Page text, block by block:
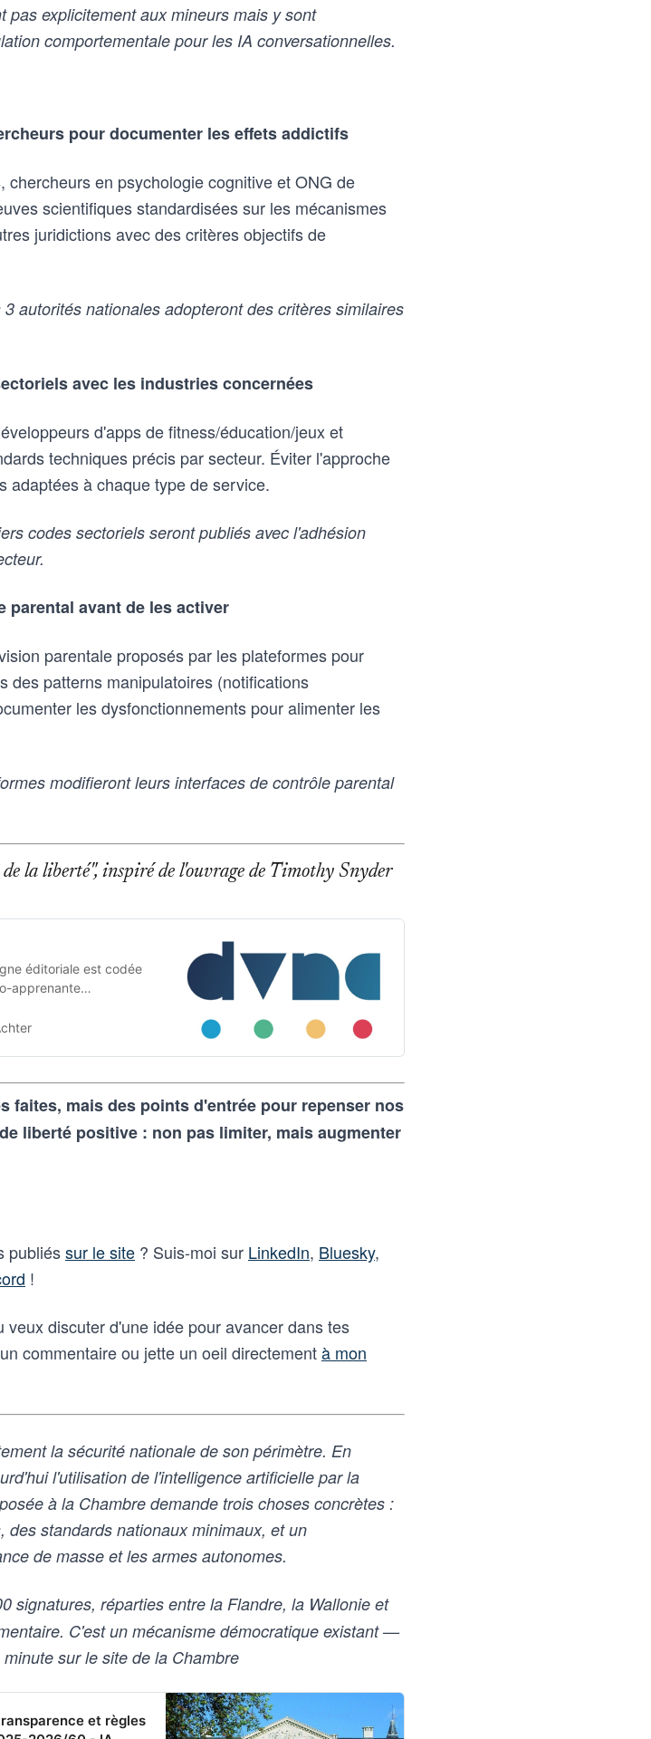
explicitement aux mineurs mais y sont
comportementale pour les IA conversationnelles.
pour documenter les effets addictifs
en psychologie cognitive et ONG de
scientifiques standardisées sur les mécanismes
juridictions avec des critères objectifs de
autorités nationales adopteront des critères similaires
avec les industries concernées
d'apps de fitness/éducation/jeux et
techniques précis par secteur. Éviter l'approche
adaptées à chaque type de service.
codes sectoriels seront publiés avec l'adhésion
parental avant de les activer
parentale proposés par les plateformes pour
des patterns manipulatoires (notifications
les dysfonctionnements pour alimenter les
modifieront leurs interfaces de contrôle parental
la liberté", inspiré de l'ouvrage de Timothy Snyder
éditoriale est codée
apprenante
les entrainent, et
faites, mais des points d'entrée pour repenser nos
liberté positive : non pas limiter, mais augmenter
publiéssur le site ? Suis-moi sur LinkedIn, Bluesky,
!
discuter d'une idée pour avancer dans tes
commentaire ou jette un oeil directementà mon
la sécurité nationale de son périmètre. En
l'utilisation de l'intelligence artificielle par la
à la Chambre demande trois choses concrètes :
standards nationaux minimaux, et un
de masse et les armes autonomes.
signatures, réparties entre la Flandre, la Wallonie et
C'est un mécanisme démocratique existant —
sur le site de la Chambre
et règles